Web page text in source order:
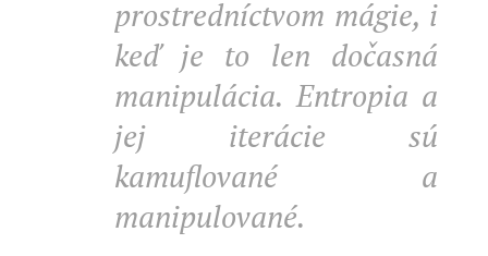
prostredníctvom mágie, i
keď je to len dočasná
manipulácia. Entropia a
jej iterácie sú
kamuflované a
manipulované.